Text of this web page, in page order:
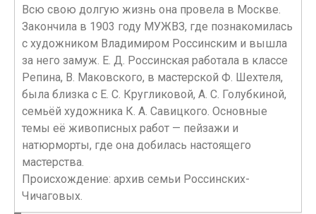
Всю свою долгую жизнь она провела в Москве.
Закончила в 1903 году МУЖВЗ, где познакомилась
с художником Владимиром Россинским и вышла
за него замуж. Е. Д. Россинская работала в классе
Репина, В. Маковского, в мастерской Ф. Шехтеля,
была близка с Е. С. Кругликовой, А. С. Голубкиной,
семьёй художника К. А. Савицкого. Основные
темы её живописных работ — пейзажи и
натюрморты, где она добилась настоящего
мастерства.
Происхождение: архив семьи Россинских-
Чичаговых.